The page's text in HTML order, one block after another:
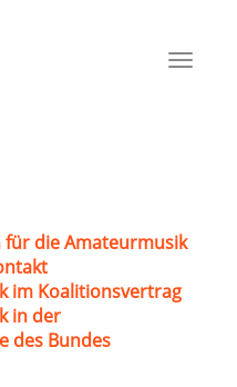
Toggle
für die Amateurmusik
im Koalitionsvertrag
in der
des Bundes